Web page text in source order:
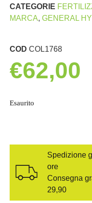
CATEGORIE
MARCA, GENERAL
COD COL1768
€62,00
Esaurito
Spedizione
ore
Consegna
29,90